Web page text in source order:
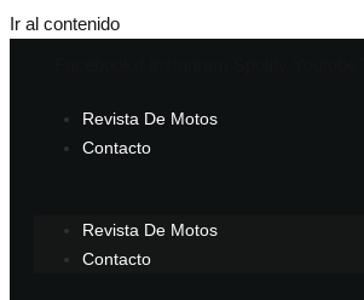
Ir al contenido
Revista De Motos
Contacto
Revista De Motos
Contacto